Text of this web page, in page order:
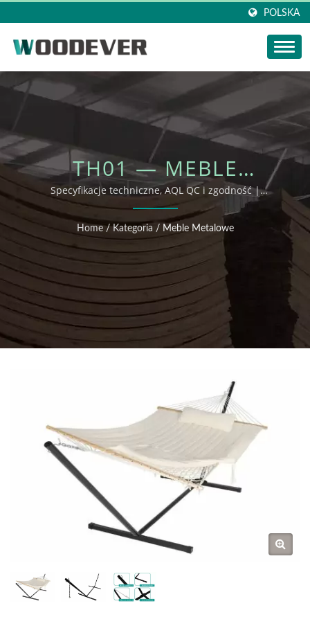
POLSKA
TH01 — MEBLE
ZEWNĘTRZNE
OEM/ODM
Specyfikacje techniczne, AQL QC i zgodność |
WOODEVER
Home / Kategoria / Meble Metalowe